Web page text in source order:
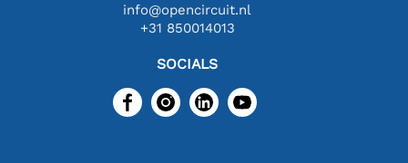
info@opencircuit.nl
+31 850014013
SOCIALS